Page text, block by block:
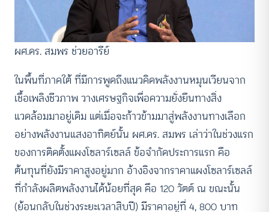
ผศ.ดร. สมพร ช่วยอารีย์
ในพื้นที่ภาคใต้ ที่มีการพูดถึงแนวคิดพลังงานหมุนเวียนจาก
เชื้อเพลิงชีวภาพ วางเศรษฐกิจเพื่อความยั่งยืนทางสิ่ง
แวดล้อมมาอยู่เดิม แต่เมื่อจะก้าวข้ามมาสู่พลังงานทางเลือก
อย่างพลังงานแสงอาทิตย์นั้น ผศ.ดร. สมพร เล่าว่าในช่วงแรก
ของการติดตั้งแผงโซลาร์เซลล์ ข้อจำกัดประการแรก คือ
ต้นทุนที่ยังมีราคาสูงอยู่มาก อ้างอิงจากราคาแผงโซลาร์เซลล์
ที่กำลังผลิตพลังงานได้น้อยที่สุด คือ 120 วัตต์ ณ ขณะนั้น
(ย้อนกลับในช่วงระยะเวลาสิบปี) มีราคาอยู่ที่ 4, 800 บาท